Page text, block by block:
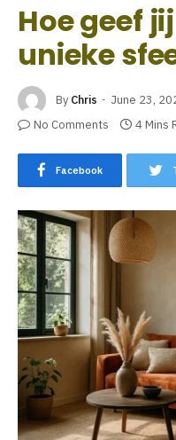
Hoe geef
unieke
By Chris June 23,
No Comments
4 Mins
Facebook